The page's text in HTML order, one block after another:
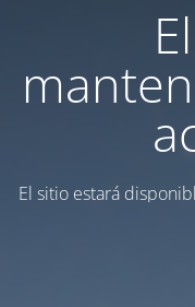
El sitio estará